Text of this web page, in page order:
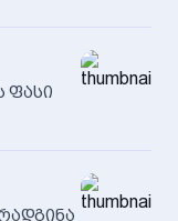
ფასი